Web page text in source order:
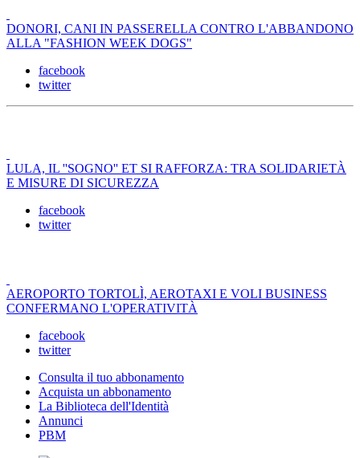
DONORI, CANI IN PASSERELLA CONTRO L'ABBANDONO
ALLA "FASHION WEEK DOGS"
facebook
twitter
LULA, IL ''SOGNO'' ET SI RAFFORZA: TRA SOLIDARIETÀ
E MISURE DI SICUREZZA
facebook
twitter
AEROPORTO TORTOLÌ, AEROTAXI E VOLI BUSINESS
CONFERMANO L'OPERATIVITÀ
facebook
twitter
Consulta il tuo abbonamento
Acquista un abbonamento
La Biblioteca dell'Identità
Annunci
PBM